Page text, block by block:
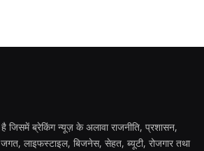
जिसमें ब्रेकिंग न्यूज़ के अलावा राजनीति, प्रशासन,
लाइफस्टाइल, बिजनेस, सेहत, ब्यूटी, रोजगार तथा